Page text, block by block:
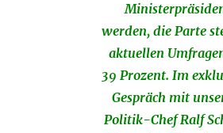
werden, die Parte
aktuellen
39 Prozent. Im
Gespräch mit
Politik-Chef Ralf